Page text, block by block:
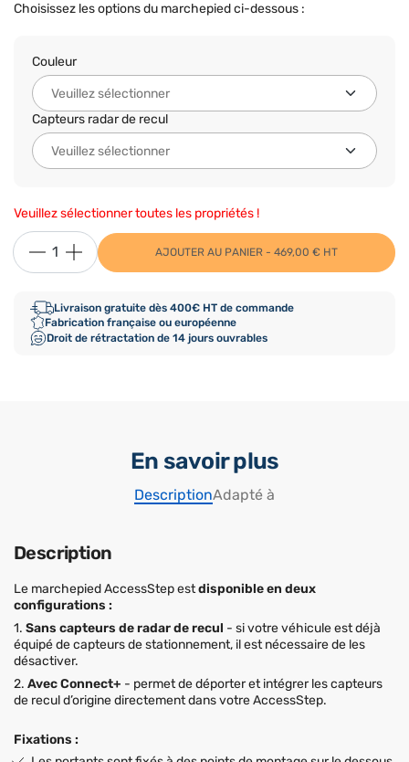
Choisissez les options du marchepied ci-dessous :
Couleur
Capteurs radar de recul
Veuillez sélectionner toutes les propriétés !
AJOUTER AU PANIER - 469,00 € HT
Livraison gratuite dès 400€ HT de commande
Fabrication française ou européenne
Droit de rétractation de 14 jours ouvrables
En savoir plus
DescriptionAdapté à
Description
Le marchepied AccessStep estdisponible en deux
configurations :
1. Sans capteurs de radar de recul - si votre véhicule est déjà
équipé de capteurs de stationnement, il est nécessaire de les
désactiver.
2. Avec Connect+ - permet de déporter et intégrer les capteurs
de recul d’origine directement dans votre AccessStep.
Fixations :